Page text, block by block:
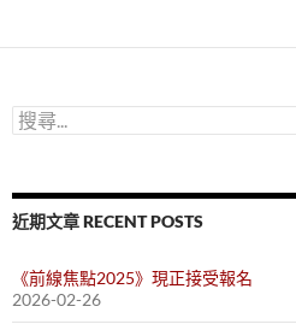
鍵
搜
尋
字:
近期文章 RECENT POSTS
《前線焦點2025》現正接受報名
2026-02-26